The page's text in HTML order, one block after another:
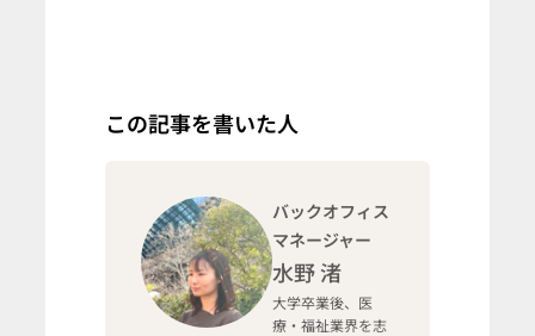
この記事を書いた人
バックオフィス
マネージャー
水野 渚
大学卒業後、医
療・福祉業界を志